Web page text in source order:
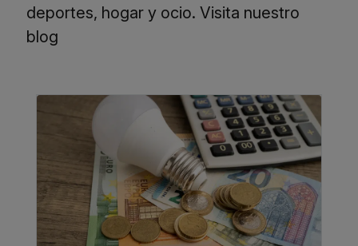
deportes, hogar y ocio.Visita nuestro
blog